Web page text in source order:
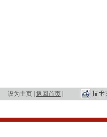
设为主页 返回首页